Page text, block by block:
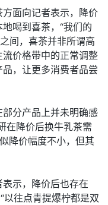
面向记者表示，降价
喝到喜茶，“我们的
间，喜茶并非所谓高
价格带中的正常调整
，让更多消费者品尝
分产品上并未明确感
在降价后换牛乳茶需
降价幅度不小，但其
示，降价后也存在
以往点青提爆柠都是双